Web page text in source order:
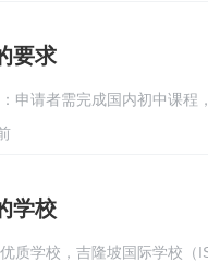
要求
申请者需完成国内初中课程
学校
质学校，吉隆坡国际学校（